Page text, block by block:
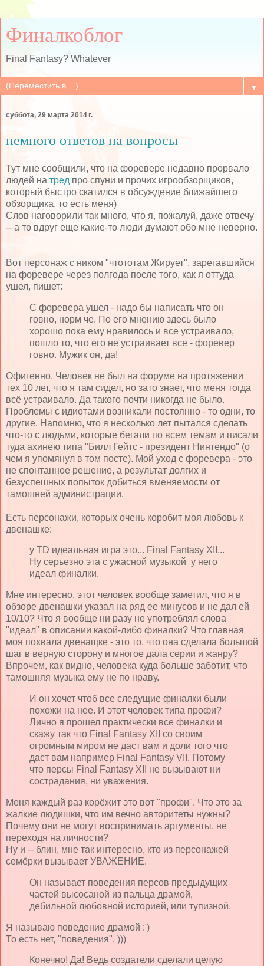
Финалкоблог
Final Fantasy? Whatever
▼
суббота, 29 марта 2014 г.
немного ответов на вопросы
Тут мне сообщили, что на форевере недавно прорвало
людей на тред про спуни и прочих игрообзорщиков,
который быстро скатился в обсуждение ближайшего
обзорщика, то есть меня)
Слов наговорили так много, что я, пожалуй, даже отвечу
-- а то вдруг еще какие-то люди думают обо мне неверно.
Вот персонаж с ником "чтототам Жирует", зарегавшийся
на форевере через полгода после того, как я оттуда
ушел, пишет:
С форевера ушел - надо бы написать что он
говно, норм че. По его мнению здесь было
хорошо пока ему нравилось и все устраивало,
пошло то, что его не устраивает все - форевер
говно. Мужик он, да!
Офигенно. Человек не был на форуме на протяжении
тех 10 лет, что я там сидел, но зато знает, что меня тогда
всё устраивало. Да такого почти никогда не было.
Проблемы с идиотами возникали постоянно - то одни, то
другие. Напомню, что я несколько лет пытался сделать
что-то с людьми, которые бегали по всем темам и писали
туда ахинею типа "Билл Гейтс - президент Нинтендо" (о
чем я упомянул в том посте). Мой уход с форевера - это
не спонтанное решение, а результат долгих и
безуспешных попыток добиться вменяемости от
тамошней администрации.
Есть персонажи, которых очень коробит моя любовь к
двенашке:
у TD идеальная игра это... Final Fantasy XII...
Ну серьезно эта с ужасной музыкой у него
идеал финалки.
Мне интересно, этот человек вообще заметил, что я в
обзоре двенашки указал на ряд ее минусов и не дал ей
10/10? Что я вообще ни разу не употреблял слова
"идеал" в описании какой-либо финалки? Что главная
моя похвала двенащке - это то, что она сделала большой
шаг в верную сторону и многое дала серии и жанру?
Впрочем, как видно, человека куда больше заботит, что
тамошняя музыка ему не по нраву.
И он хочет чтоб все следущие финалки были
похожи на нее. И этот человек типа профи?
Лично я прошел практически все финалки и
скажу так что Final Fantasy XII со своим
огромным миром не даст вам и доли того что
даст вам например Final Fantasy VII. Потому
что персы Final Fantasy XII не вызывают ни
сострадания, ни уважения.
Меня каждый раз корёжит это вот "профи". Что это за
жалкие людишки, что им вечно авторитеты нужны?
Почему они не могут воспринимать аргументы, не
переходя на личности?
Ну и -- блин, мне так интересно, кто из персонажей
семёрки вызывает УВАЖЕНИЕ.
Он называет поведения персов предыдущих
частей высосаной из пальца драмой,
дебильной любовной историей, или тупизной.
Я называю поведение драмой :')
То есть нет, "поведения". )))
Конечно! Да! Ведь создатели сделали целую